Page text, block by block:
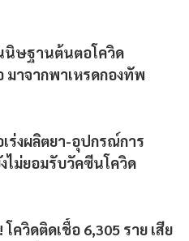
นิษฐานต้นตอโควิด
มาจากพาเหรดกองทัพ
เร่งผลิตยา-อุปกรณ์การ
ไม่ยอมรับวัคซีนโควิด
ควิดติดเชื้อ 6,305 ราย เสีย